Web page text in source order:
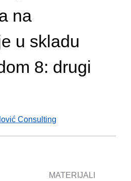
na
u skladu
8: drugi
Consulting
MATERIJALI